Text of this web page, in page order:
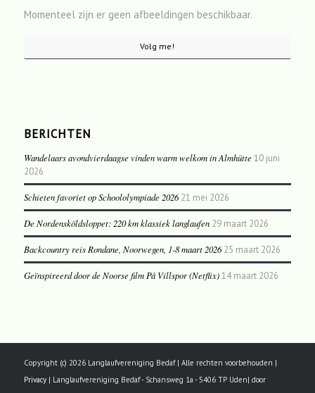
Momenteel zijn er geen afbeeldingen beschikbaar.
Volg me!
BERICHTEN
Wandelaars avondvierdaagse vinden warm welkom in Almhütte 10 juni
2026
Schieten favoriet op Schoololympiade 2026 21 mei 2026
De Nordensköldsloppet: 220 km klassiek langlaufen 29 maart 2026
Backcountry reis Rondane, Noorwegen, 1-8 maart 2026 25 maart 2026
Geïnspireerd door de Noorse film På Villspor (Netflix) 14 maart 2026
Copyright (c) 2026 Langlaufvereniging Bedaf | Alle rechten voorbehouden |
Privacy| Langlaufvereniging Bedaf - Schansweg 1a - 5406 TP Uden| door